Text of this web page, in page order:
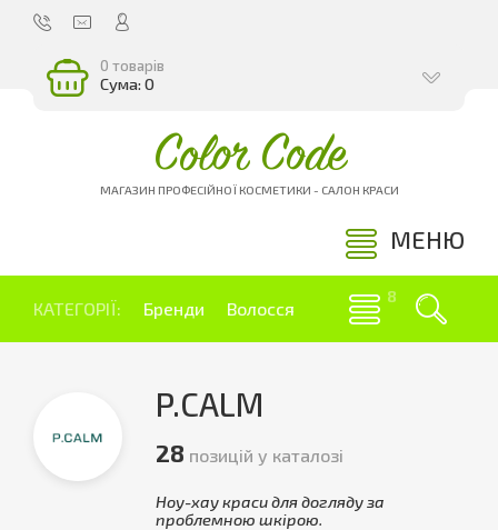
0 товарів
Сума: 0
Color Code
МАГАЗИН ПРОФЕСІЙНОЇ КОСМЕТИКИ - САЛОН КРАСИ
МЕНЮ
КАТЕГОРІЇ: Бренди Волосся
P.CALM
28 позицій у каталозі
Ноу-хау краси для догляду за
проблемною шкірою.